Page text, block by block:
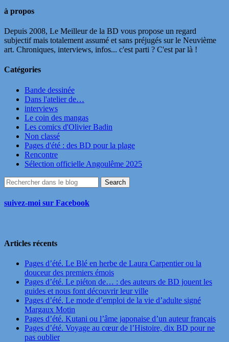
à propos
Depuis 2008, Le Meilleur de la BD vous propose un regard
subjectif mais totalement assumé et sans préjugés sur le Neuvième
art. Chroniques, interviews, infos... c'est parti ? C'est par là !
Catégories
Bande dessinée
Dans l'atelier de…
interviews
Le coin des mangas
Les comics d'Olivier Badin
Non classé
Pages d'été : des BD pour la plage
Rencontre
Sélection officielle Angoulême 2025
suivez-moi sur Facebook
Articles récents
Pages d’été. Le Blé en herbe de Laura Carpentier ou la
douceur des premiers émois
Pages d’été. Le piéton de… : des auteurs de BD jouent les
guides et nous font découvrir leur ville
Pages d’été. Le mode d’emploi de la vie d’adulte signé
Margaux Motin
Pages d’été. Kutani ou l’âme japonaise d’un auteur français
Pages d’été. Voyage au cœur de l’Histoire, dix BD pour ne
pas oublier